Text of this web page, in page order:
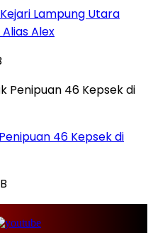
Lampung Utara
Alex
46 Kepsek di